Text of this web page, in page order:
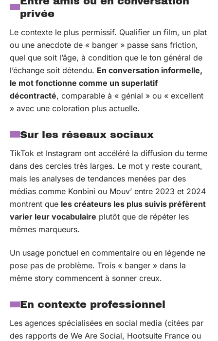
privée
Le contexte le plus permissif. Qualifier un film, un plat
ou une anecdote de « banger » passe sans friction,
quel que soit l’âge, à condition que le ton général de
l’échange soit détendu. En conversation informelle,
le mot fonctionne comme un superlatif
décontracté, comparable à « génial » ou « excellent
» avec une coloration plus actuelle.
Sur les réseaux sociaux
TikTok et Instagram ont accéléré la diffusion du terme
dans des cercles très larges. Le mot y reste courant,
mais les analyses de tendances menées par des
médias comme Konbini ou Mouv’ entre 2023 et 2024
montrent que les créateurs les plus suivis préfèrent
varier leur vocabulaire plutôt que de répéter les
mêmes marqueurs.
Un usage ponctuel en commentaire ou en légende ne
pose pas de problème. Trois « banger » dans la
même story commencent à sonner creux.
En contexte professionnel
Les agences spécialisées en social media (citées par
des rapports de We Are Social, Hootsuite France ou